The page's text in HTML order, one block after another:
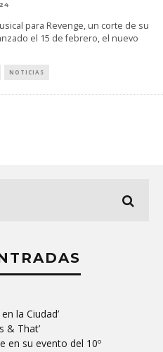
para Revenge, un corte de su
el 15 de febrero, el nuevo
NOTICIAS
la Ciudad’
& That’
en su evento del 10º